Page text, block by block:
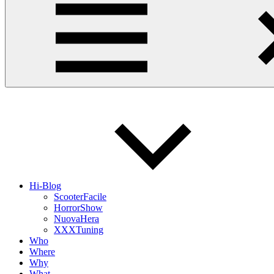
Hi-Blog
ScooterFacile
HorrorShow
NuovaHera
XXXTuning
Who
Where
Why